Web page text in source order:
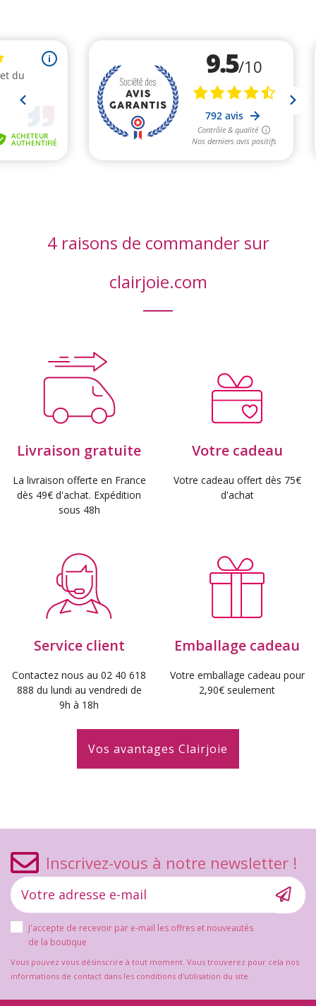
4 raisons de commander sur
clairjoie.com
Livraison gratuite
La livraison offerte en France
dès 49€ d'achat. Expédition
sous 48h
Votre cadeau
Votre cadeau offert dès 75€
d'achat
Service client
Contactez nous au 02 40 618
888 du lundi au vendredi de
9h à 18h
Emballage cadeau
Votre emballage cadeau pour
2,90€ seulement
Vos avantages Clairjoie
Inscrivez-vous à notre newsletter !
J'accepte de recevoir par e-mail les offres et nouveautés
de la boutique
Vous pouvez vous désinscrire à tout moment. Vous trouverez pour cela nos
informations de contact dans les conditions d'utilisation du site.